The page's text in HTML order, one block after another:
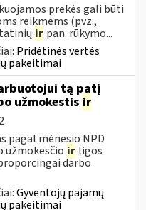
prekės gali būti
reikmėms (pvz.,
ir pan. rūkymo...
Pridėtinės vertės
pakeitimai
tą patį
užmokestis ir
pagal mėnesio NPD
užmokesčio ir ligos
darbo
Gyventojų pajamų
pakeitimai